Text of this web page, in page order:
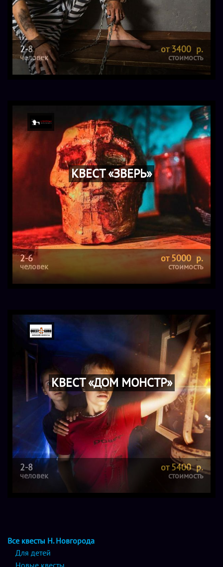
2-8
человек
от 3400 р.
стоимость
КВЕСТ «ЗВЕРЬ»
2-6
человек
от 5000 р.
стоимость
КВЕСТ «ДОМ МОНСТР»
2-8
человек
от 5400 р.
стоимость
Все квесты Н. Новгорода
Для детей
Новые квесты